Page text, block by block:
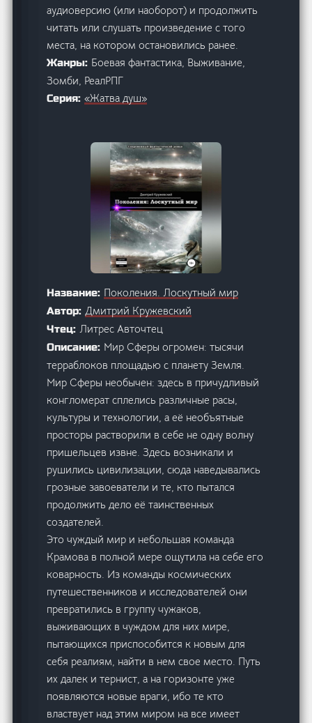
аудиоверсию (или наоборот) и продолжить
читать или слушать произведение с того
места, на котором остановились ранее.
Жанры: Боевая фантастика, Выживание,
Зомби, РеалРПГ
Серия:«Жатва душ»
Название: Поколения. Лоскутный мир
Автор:Дмитрий Кружевский
Чтец:Литрес Авточтец
Описание: Мир Сферы огромен: тысячи
терраблоков площадью с планету Земля.
Мир Сферы необычен: здесь в причудливый
конгломерат сплелись различные расы,
культуры и технологии, а её необъятные
просторы растворили в себе не одну волну
пришельцев извне. Здесь возникали и
рушились цивилизации, сюда наведывались
грозные завоеватели и те, кто пытался
продолжить дело её таинственных
создателей.
Это чуждый мир и небольшая команда
Крамова в полной мере ощутила на себе его
коварность. Из команды космических
путешественников и исследователей они
превратились в группу чужаков,
выживающих в чуждом для них мире,
пытающихся приспособится к новым для
себя реалиям, найти в нем свое место. Путь
их далек и тернист, а на горизонте уже
появляются новые враги, ибо те кто
властвует над этим миром на все имеет